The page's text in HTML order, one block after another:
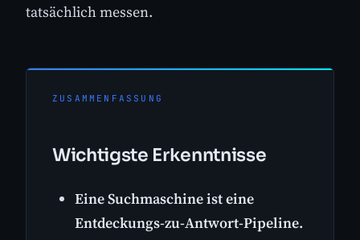
tatsächlich messen.
ZUSAMMENFASSUNG
Wichtigste Erkenntnisse
Eine Suchmaschine ist eine
Entdeckungs-zu-Antwort-Pipeline.